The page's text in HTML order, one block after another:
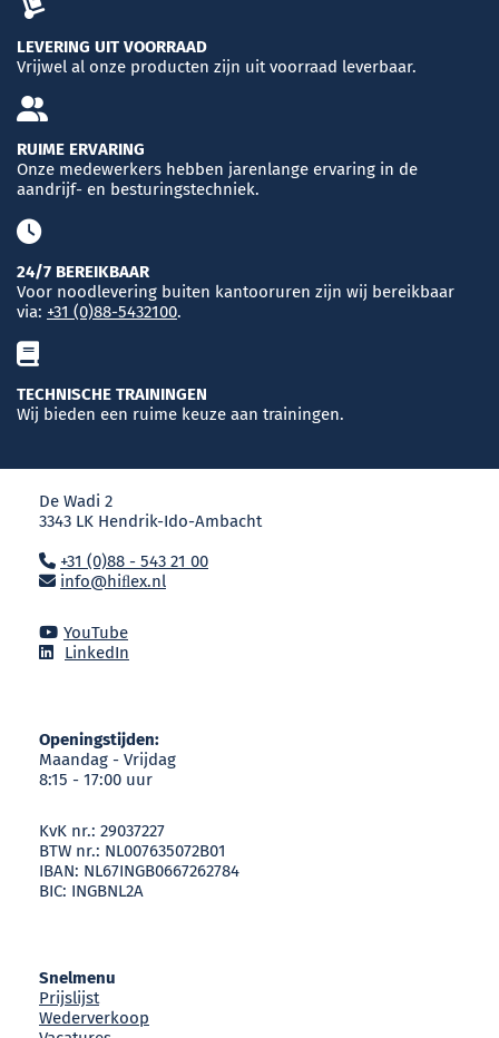
LEVERING UIT VOORRAAD
Vrijwel al onze producten zijn uit voorraad leverbaar.
RUIME ERVARING
Onze medewerkers hebben jarenlange ervaring in de
aandrijf- en besturingstechniek.
24/7 BEREIKBAAR
Voor noodlevering buiten kantooruren zijn wij bereikbaar
via: +31 (0)88-5432100.
TECHNISCHE TRAININGEN
Wij bieden een ruime keuze aan trainingen.
De Wadi 2
3343 LK Hendrik-Ido-Ambacht
+31 (0)88 - 543 21 00
info@hiﬂex.nl
YouTube
LinkedIn
Openingstijden:
Maandag - Vrijdag
8:15 - 17:00 uur
KvK nr.: 29037227
BTW nr.: NL007635072B01
IBAN: NL67INGB0667262784
BIC: INGBNL2A
Snelmenu
Prijslijst
Wederverkoop